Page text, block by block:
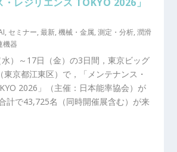
, セミナー,最新,機械・金属,測定・分析,潤滑
機器
）～17日（金）の3日間，東京ビッグ
京都江東区）で，「メンテナンス・
2026」（主催：日本能率協会）が
計で43,725名（同時開催展含む）が来